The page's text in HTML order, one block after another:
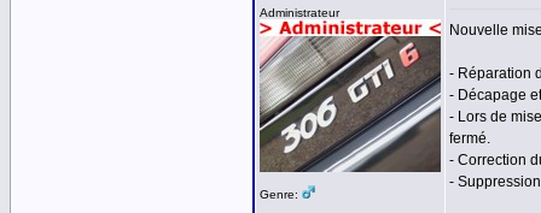
Administrateur
Genre:
Nouvelle
- Réparation
- Décapage
- Lors de
fermé.
- Correction
-